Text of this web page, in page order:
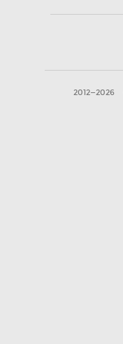
2012—2026